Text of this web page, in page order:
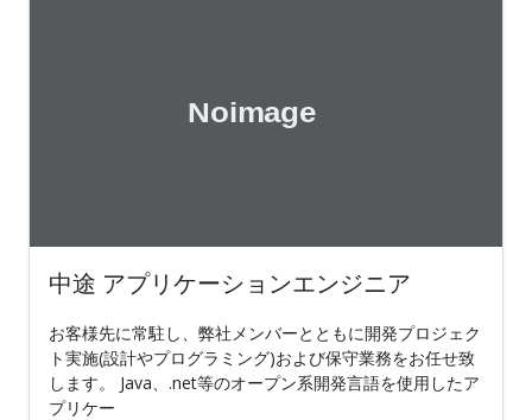
中途 アプリケーションエンジニア
お客様先に常駐し、弊社メンバーとともに開発プロジェク
ト実施(設計やプログラミング)および保守業務をお任せ致
します。 Java、.net等のオープン系開発言語を使用したア
プリケー